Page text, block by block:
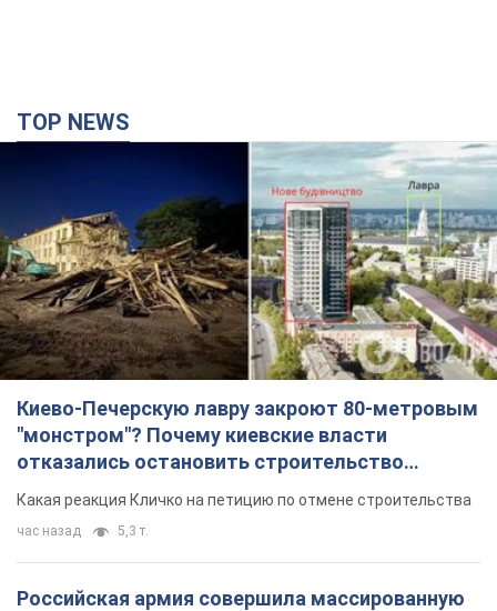
TOP NEWS
Киево-Печерскую лавру закроют 80-метровым
"монстром"? Почему киевские власти
отказались остановить строительство
небоскреба "московского верующего"
Какая реакция Кличко на петицию по отмене строительства
час назад 5,3 т.
Российская армия совершила массированную